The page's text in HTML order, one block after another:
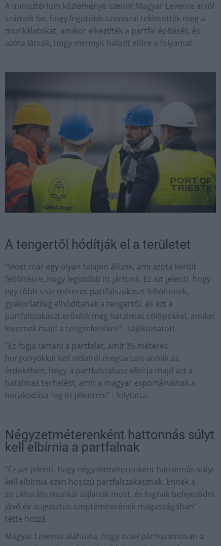
A minisztérium közleménye szerint Magyar Levente arról
számolt be, hogy legutóbb tavasszal tekintették meg a
munkálatokat, amikor elkezdték a partfal építését, és
azóta látszik, hogy mennyit haladt előre a folyamat.
A tengertől hódítják el a területet
"Most már egy olyan talajon állunk, ami azóta került
feltöltésre, hogy legutóbb itt jártunk. Ez azt jelenti, hogy
egy több száz méteres partfalszakaszt feltöltenek,
gyakorlatilag elhódítanak a tengertől, és ezt a
partfalszakaszt erősítik meg hatalmas cölöpökkel, amiket
levernek majd a tengerfenékre" - tájékoztatott.
"Ez fogja tartani a partfalat, amit 35 méteres
horgonyokkal kell oldalról megtartani annak az
érdekében, hogy a partfalszakasz elbírja majd azt a
hatalmas terhelést, amit a magyar exportáruknak a
berakodása fog itt jelenteni" - folytatta.
Négyzetméterenként hattonnás súlyt
kell elbírnia a partfalnak
"Ez azt jelenti, hogy négyzetméterenként hattonnás súlyt
kell elbírnia ezen hosszú partfalszakasznak. Ennek a
strukturális munkái zajlanak most, és fognak befejeződni
jövő év augusztus-szeptemberének magasságában" -
tette hozzá.
Magyar Levente aláhúzta, hogy ezzel párhuzamosan a